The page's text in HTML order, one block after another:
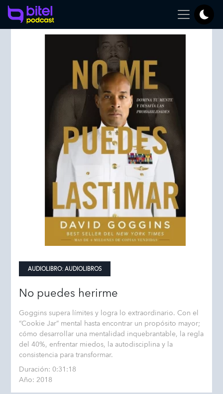
AUDIOLIBRO:AUDIOLIBROS
No puedes herirme
Goggins supera límites y logra lo extraordinario. Con el
“Cookie Jar” mental hasta encontrar un propósito mayor;
cómo desarrollar una mentalidad inquebrantable, la regla
del 40%, enfrentar miedos, la autodisciplina y la
consistencia para transformar.
Duración: 0:31:18
Año: 2018